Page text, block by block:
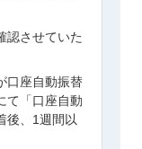
認させていた
口座自動振替
て「口座自動
後、1週間以